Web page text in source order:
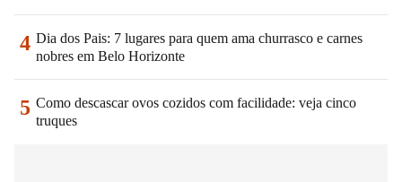
4 Dia dos Pais: 7 lugares para quem ama churrasco e carnes
nobres em Belo Horizonte
5 Como descascar ovos cozidos com facilidade: veja cinco
truques